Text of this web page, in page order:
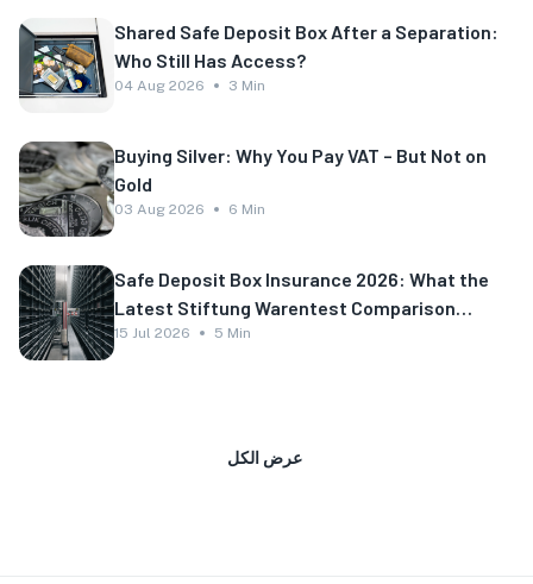
Shared Safe Deposit Box After a Separation:
Who Still Has Access?
04 Aug 2026 3 Min
Buying Silver: Why You Pay VAT – But Not on
Gold
03 Aug 2026 6 Min
Safe Deposit Box Insurance 2026: What the
Latest Stiftung Warentest Comparison
Shows
15 Jul 2026 5 Min
عرض الكل